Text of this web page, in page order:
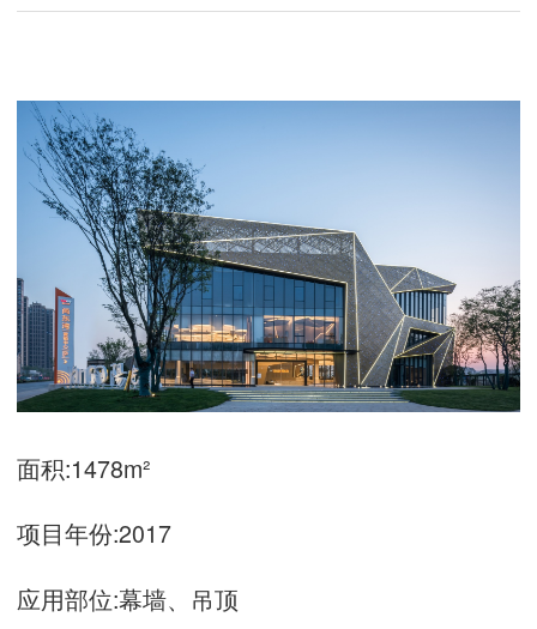
面积:1478m²
项目年份:2017
应用部位:幕墙、吊顶